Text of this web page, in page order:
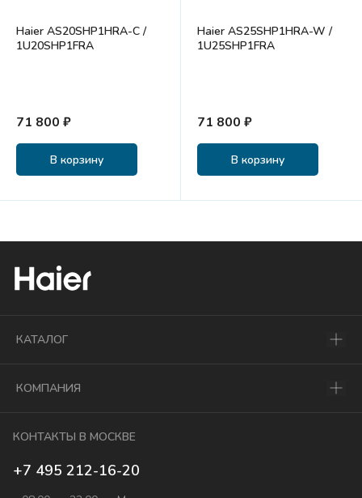
Haier AS20SHP1HRA-C /
1U20SHP1FRA
71 800 ₽
В корзину
Haier AS25SHP1HRA-W /
1U25SHP1FRA
71 800 ₽
В корзину
КАТАЛОГ
КОМПАНИЯ
КОНТАКТЫ В МОСКВЕ
+7 495 212-16-20